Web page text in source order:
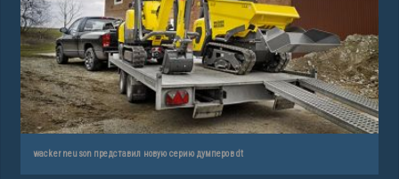
wacker neuson представил новую серию думперов dt